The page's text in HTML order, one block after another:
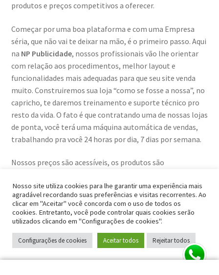
produtos e preços competitivos a oferecer.
Começar por uma boa plataforma e com uma Empresa
séria, que não vai te deixar na mão, é o primeiro passo. Aqui
na NP Publicidade, nossos profissionais vão lhe orientar
com relação aos procedimentos, melhor layout e
funcionalidades mais adequadas para que seu site venda
muito. Construiremos sua loja “como se fosse a nossa”, no
capricho, te daremos treinamento e suporte técnico pro
resto da vida. O fato é que contratando uma de nossas lojas
de ponta, você terá uma máquina automática de vendas,
trabalhando pra você 24 horas por dia, 7 dias por semana.
Nossos preços são acessíveis, os produtos são
SEM JUROS no cartão. Faça um orçamento agora mesmo!
Publicado em 20/07/2017 às 08:35 hrs.
Pesquisar
Nosso site utiliza cookies para lhe garantir uma experiência mais
agradável recordando suas preferências e visitas recorrentes. Ao
clicar em "Aceitar" você concorda com o uso de todos os
cookies. Entretanto, você pode controlar quais cookies serão
utilizados clicando em "Configurações de cookies".
Configurações de cookies Aceitar todos Rejeitar todos